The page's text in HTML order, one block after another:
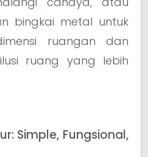
bingkai metal untuk
ruangan dan
ruang yang lebih
Simple, Fungsional,